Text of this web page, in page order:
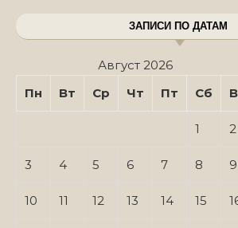
ЗАПИСИ ПО ДАТАМ
Август 2026
Пн
Вт Ср Чт Пт Сб
1 2
3 4 5 6 7 8 9
10 11 12 13 14 15